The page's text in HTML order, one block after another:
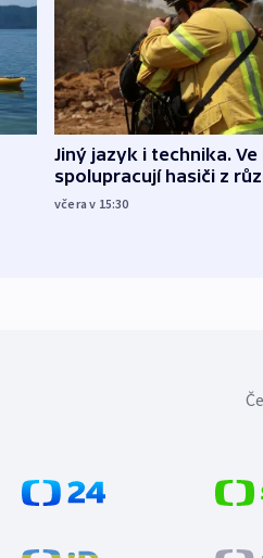
Jiný jazyk i technika. Ve
spolupracují hasiči z
včera v 15:30